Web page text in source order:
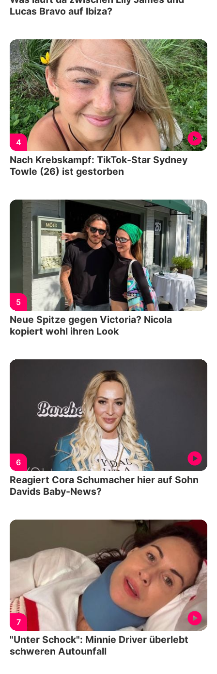
Lucas Bravo auf Ibiza?
4
Nach Krebskampf: TikTok-Star Sydney
Towle (26) ist gestorben
5
Neue Spitze gegen Victoria? Nicola
kopiert wohl ihren Look
6
Reagiert Cora Schumacher hier auf Sohn
Davids Baby-News?
7
"Unter Schock": Minnie Driver überlebt
schweren Autounfall